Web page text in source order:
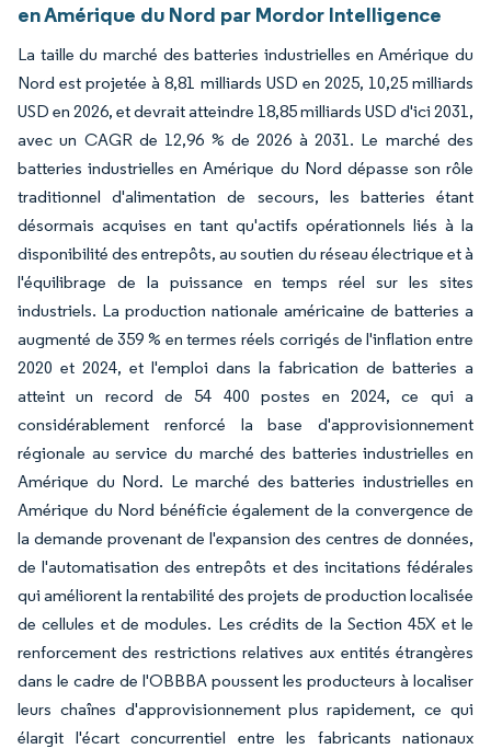
en Amérique du Nord par Mordor Intelligence
La taille du marché des batteries industrielles en Amérique du
Nord est projetée à 8,81 milliards USD en 2025, 10,25 milliards
USD en 2026, et devrait atteindre 18,85 milliards USD d'ici 2031,
avec un CAGR de 12,96 % de 2026 à 2031. Le marché des
batteries industrielles en Amérique du Nord dépasse son rôle
traditionnel d'alimentation de secours, les batteries étant
désormais acquises en tant qu'actifs opérationnels liés à la
disponibilité des entrepôts, au soutien du réseau électrique et à
l'équilibrage de la puissance en temps réel sur les sites
industriels. La production nationale américaine de batteries a
augmenté de 359 % en termes réels corrigés de l'inflation entre
2020 et 2024, et l'emploi dans la fabrication de batteries a
atteint un record de 54 400 postes en 2024, ce qui a
considérablement renforcé la base d'approvisionnement
régionale au service du marché des batteries industrielles en
Amérique du Nord. Le marché des batteries industrielles en
Amérique du Nord bénéficie également de la convergence de
la demande provenant de l'expansion des centres de données,
de l'automatisation des entrepôts et des incitations fédérales
qui améliorent la rentabilité des projets de production localisée
de cellules et de modules. Les crédits de la Section 45X et le
renforcement des restrictions relatives aux entités étrangères
dans le cadre de l'OBBBA poussent les producteurs à localiser
leurs chaînes d'approvisionnement plus rapidement, ce qui
élargit l'écart concurrentiel entre les fabricants nationaux